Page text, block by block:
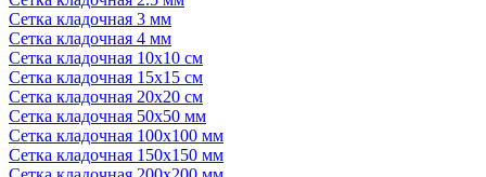
Сетка кладочная 3 мм
Сетка кладочная 4 мм
Сетка кладочная 10x10 см
Сетка кладочная 15x15 см
Сетка кладочная 20x20 см
Сетка кладочная 50x50 мм
Сетка кладочная 100x100 мм
Сетка кладочная 150x150 мм